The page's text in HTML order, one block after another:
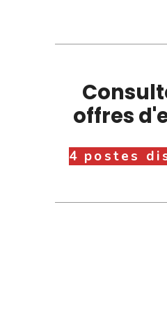
offres
4 postes